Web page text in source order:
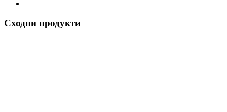
Сходни продукти